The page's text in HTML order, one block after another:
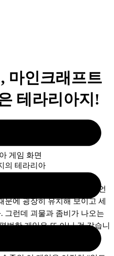
마인크래프트
테라리아지!
의 테라리아
난 게임이 하나 있습니다. 언
문에 굉장히 유치해 보이고 세
그런데 괴물과 좀비가 나오는
범한 게임은 또 아닌 것 같습니
테라리아 입니다.